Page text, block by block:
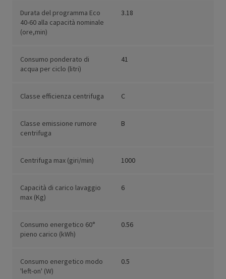
Durata del programma Eco
40-60 alla capacità nominale
(ore,min)
3.18
Consumo ponderato di
acqua per ciclo (litri)
41
Classe efficienza centrifuga C
Classe emissione rumore
centrifuga
B
Centrifuga max (giri/min) 1000
Capacità di carico lavaggio
max (Kg)
6
Consumo energetico 60°
pieno carico (kWh)
0.56
Consumo energetico modo
'left-on' (W)
0.5